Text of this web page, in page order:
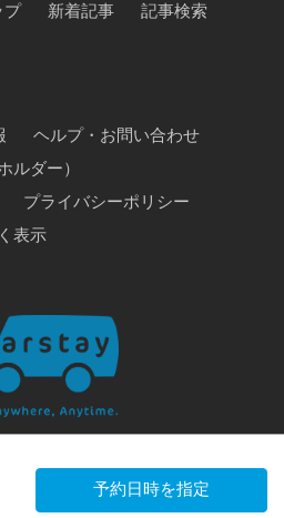
予約日時を指定
プ
新着記事
記事検索
ヘルプ・お問い合わせ
ルダー）
プライバシーポリシー
表示
Inc. All Rights Reserved